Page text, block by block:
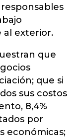
al exterior.
que
que si
sus costos
8,4%
por
económicas;